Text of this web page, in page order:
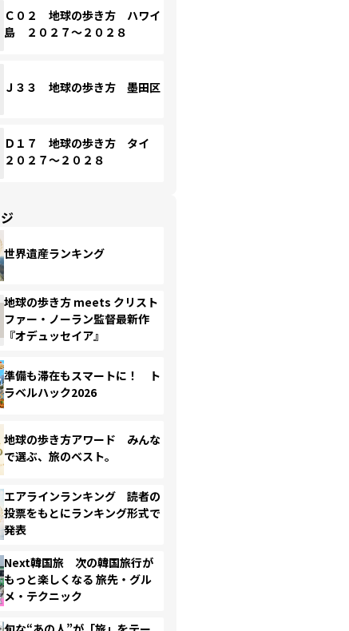
Ｃ０２ 地球の歩き方 ハワイ
島 ２０２７～２０２８
Ｊ３３ 地球の歩き方 墨田区
Ｄ１７ 地球の歩き方 タイ
２０２７～２０２８
世界遺産ランキング
地球の歩き方 meets クリスト
ファー・ノーラン監督最新作
『オデュッセイア』
準備も滞在もスマートに！ ト
ラベルハック2026
地球の歩き方アワード みんな
で選ぶ、旅のベスト。
エアラインランキング 読者の
投票をもとにランキング形式で
発表
Next韓国旅 次の韓国旅行が
もっと楽しくなる 旅先・グル
メ・テクニック